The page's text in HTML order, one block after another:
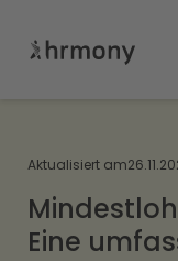
Aktualisiert am
Eine